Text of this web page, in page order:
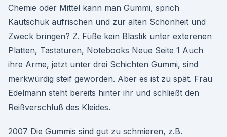
Chemie oder Mittel kann man Gummi, sprich
Kautschuk aufrischen und zur alten Schönheit und
Zweck bringen? Z. Füße kein Blastik unter exterenen
Platten, Tastaturen, Notebooks Neue Seite 1 Auch
ihre Arme, jetzt unter drei Schichten Gummi, sind
merkwürdig steif geworden. Aber es ist zu spät. Frau
Edelmann steht bereits hinter ihr und schließt den
Reißverschluß des Kleides.
2007 Die Gummis sind gut zu schmieren, z.B.